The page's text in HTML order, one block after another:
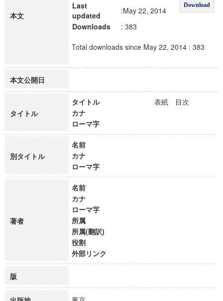
本文
Download
Last
updated
:May 22, 2014
Downloads
: 383
Total downloads since May 22, 2014 : 383
本文公開日
タイトル
タイトル
表紙 目次
カナ
ローマ字
別タイトル
名前
カナ
ローマ字
著者
名前
カナ
ローマ字
所属
所属(翻訳)
役割
外部リンク
版